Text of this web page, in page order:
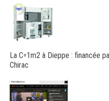
La C=1m2 à Dieppe : financée
Chirac